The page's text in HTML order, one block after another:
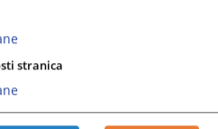
nagodbe od 11. do 22.
stranica